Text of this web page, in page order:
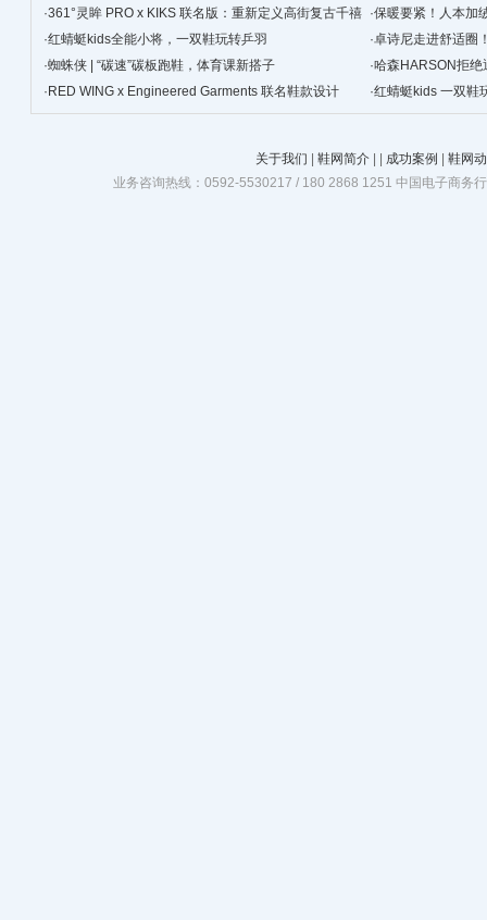
·361°灵眸 PRO x KIKS 联名版：重新定义高街复古千禧
跑鞋
·保暖要紧！人本加
·红蜻蜓kids全能小将，一双鞋玩转乒羽 ·卓诗尼走进舒适圈
·蜘蛛侠 | “碳速”碳板跑鞋，体育课新搭子 ·哈森HARSON拒绝
· RED WING x Engineered Garments 联名鞋款设计 ·红蜻蜓kids 一双鞋
关于我们 鞋网简介 成功案例
鞋网
业务咨询热线：0592-5530217 / 180 2868 1251 中国电子商务